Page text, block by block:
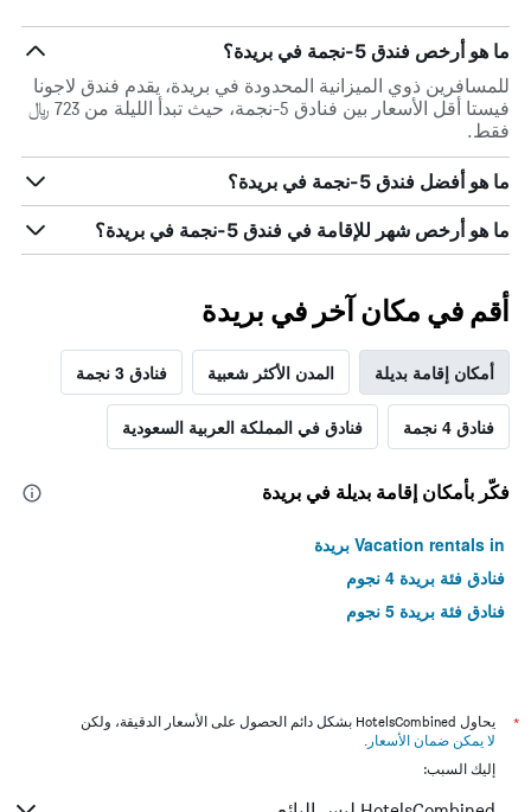
ما هو أرخص فندق 5-نجمة في بريدة؟
للمسافرين ذوي الميزانية المحدودة في بريدة، يقدم فندق لاجونا
فيستا أقل الأسعار بين فنادق 5-نجمة، حيث تبدأ الليلة من 723 ﷼
فقط.
ما هو أفضل فندق 5-نجمة في بريدة؟
ما هو أرخص شهر للإقامة في فندق 5-نجمة في بريدة؟
أقم في مكان آخر في بريدة
أمكان إقامة بديلة المدن الأكثر شعبية فنادق 3 نجمة
فنادق 4 نجمة فنادق في المملكة العربية السعودية
فكّر بأمكان إقامة بديلة في بريدة
Vacation rentals in بريدة
فنادق فئة بريدة 4 نجوم
فنادق فئة بريدة 5 نجوم
*
يحاول HotelsCombined بشكل دائم الحصول على الأسعار الدقيقة، ولكن
لا يمكن ضمان الأسعار .
إليك السبب: